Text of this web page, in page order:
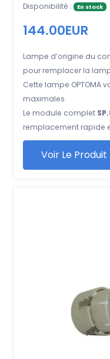
Disponibilité :
En stock
144.00EUR
Lampe d’origine du
pour remplacer la
Cette lampe OPTOMA
maximales.
Le module complet
remplacement rapide
Voir Le Produit